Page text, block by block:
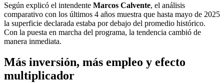
Según explicó el intendente Marcos Calvente, el análisis
comparativo con los últimos 4 años muestra que hasta mayo de 2025
la superficie declarada estaba por debajo del promedio histórico.
Con la puesta en marcha del programa, la tendencia cambió de
manera inmediata.
Más inversión, más empleo y efecto
multiplicador